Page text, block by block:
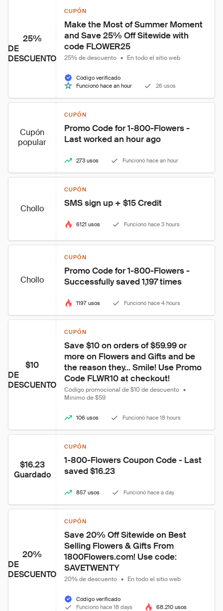
25%
DE
DESCUENTO
CUPÓN
Make the Most of Summer Moment
and Save 25% Off Sitewide with
code FLOWER25
25% de descuento • En todo el sitio web
Código verificado
Funcionó hace an hour
26 usos
Cupón
popular
CUPÓN
Promo Code for 1-800-Flowers -
Last worked an hour ago
273 usos Funcionó hace an hour
Chollo
CUPÓN
SMS sign up + $15 Credit
6121 usos Funcionó hace 3 hours
Chollo
CUPÓN
Promo Code for 1-800-Flowers -
Successfully saved 1,197 times
1197 usos Funcionó hace 4 hours
$10
DE
DESCUENTO
CUPÓN
Save $10 on orders of $59.99 or
more on Flowers and Gifts and be
the reason they... Smile! Use Promo
Code FLWR10 at checkout!
Código promocional de $10 de descuento •
Mínimo de $59
106 usos Funcionó hace 18 hours
$16.23
Guardado
CUPÓN
1-800-Flowers Coupon Code - Last
saved $16.23
857 usos Funcionó hace a day
20%
DE
DESCUENTO
CUPÓN
Save 20% Off Sitewide on Best
Selling Flowers & Gifts From
1800Flowers.com! Use code:
SAVETWENTY
20% de descuento • En todo el sitio web
Código verificado
Funcionó hace 18 days
68.210 usos